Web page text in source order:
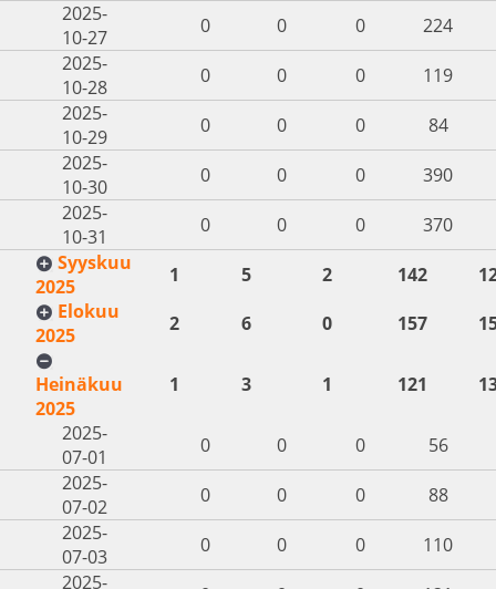
2025-
10-27
0 0 0
224
2025-
10-28
0 0 0
119
2025-
10-29
0 0 0
84
2025-
10-30
0 0 0
390
2025-
10-31
0 0 0
370
Syyskuu
2025
1 5 2 142
Elokuu
2025
2 6 0 157
Heinäkuu
2025
1 3 1 121
2025-
07-01
0 0 0
56
2025-
07-02
0 0 0
88
2025-
07-03
0 0 0
110
2025-